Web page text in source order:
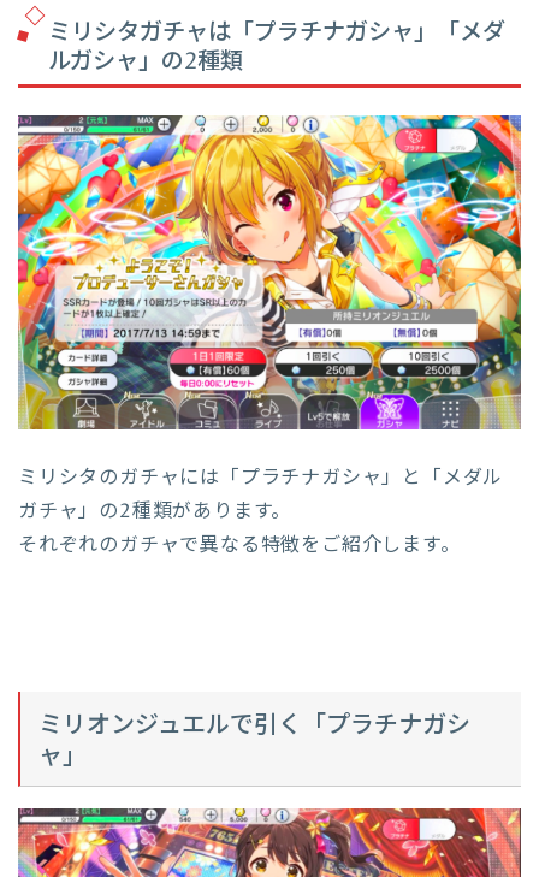
ミリシタガチャは「プラチナガシャ」「メダ
ルガシャ」の2種類
ミリシタのガチャには「プラチナガシャ」と「メダル
ガチャ」の2種類があります。
それぞれのガチャで異なる特徴をご紹介します。
ミリオンジュエルで引く「プラチナガシ
ャ」